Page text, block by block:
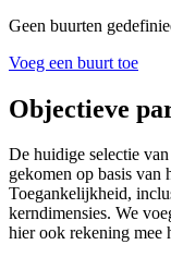
Geen buurten
Voeg een buurt toe
Objectieve
De huidige selectie
gekomen op basis
Toegankelijkheid,
kerndimensies. We
hier ook rekening mee